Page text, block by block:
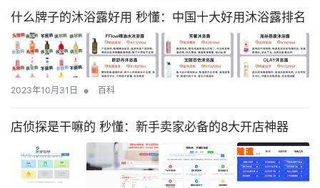
什么牌子的沐浴露好用 秒懂：中国十大好用沐浴露排名
2023年10月31日 • 百科
店侦探是干嘛的 秒懂：新手卖家必备的8大开店神器